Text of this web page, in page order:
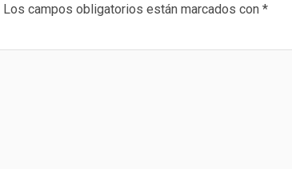
Los campos obligatorios están marcados con *